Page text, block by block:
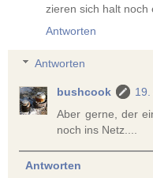
zieren sich halt noch
Antworten
Antworten
bushcook
Aber gerne, der
noch ins Netz....
Antworten